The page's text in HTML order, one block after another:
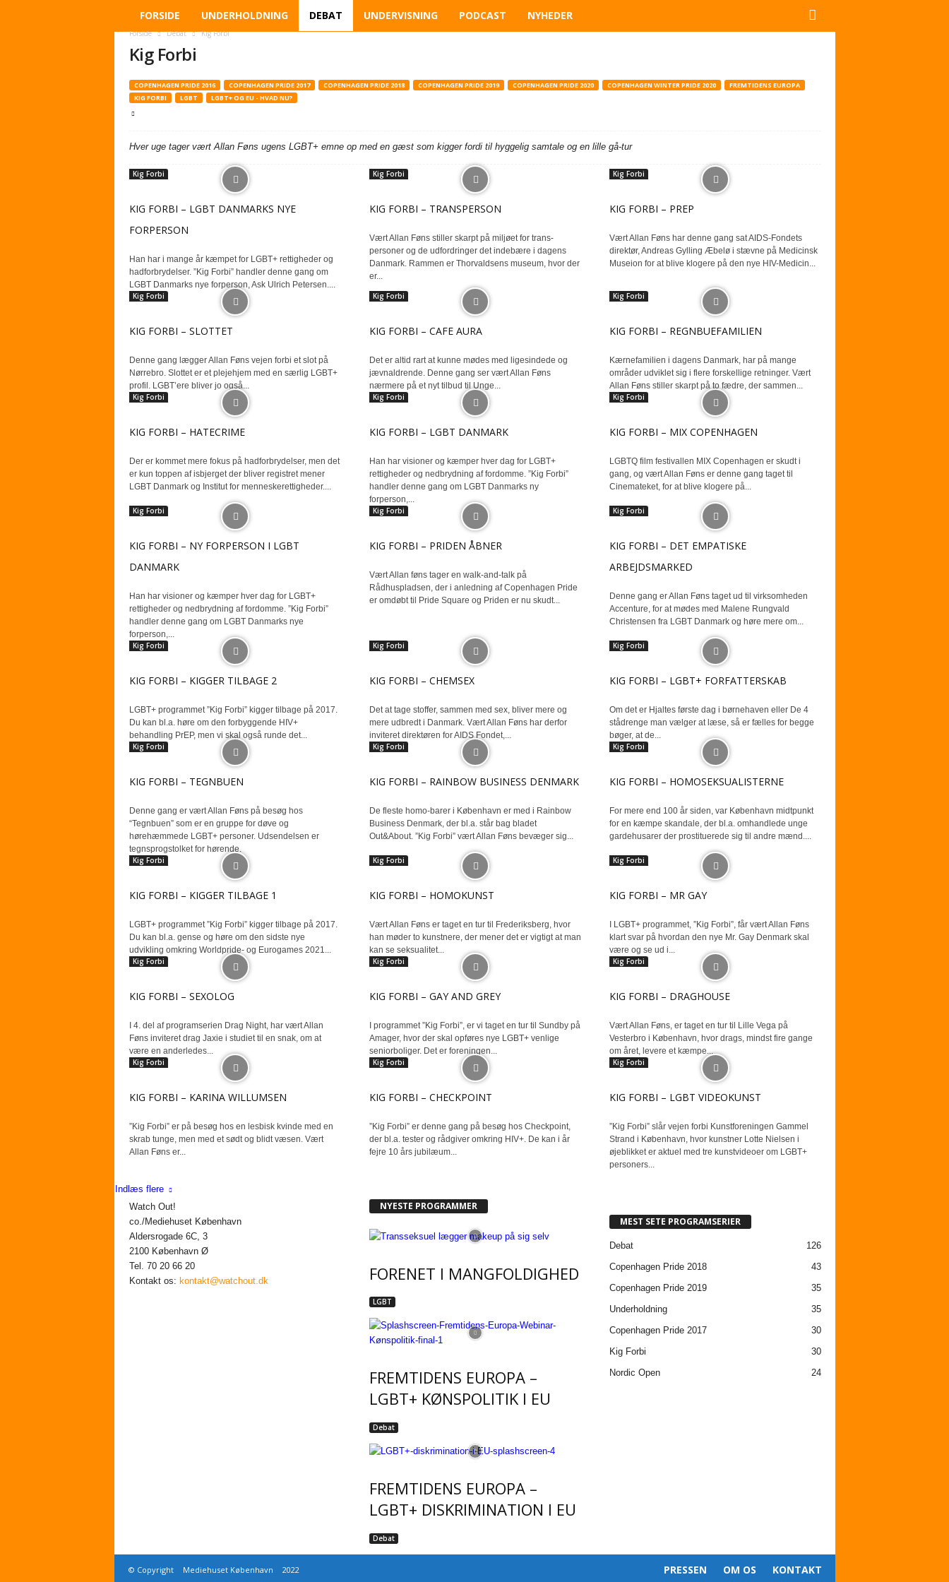
FORSIDE UNDERHOLDNING DEBAT UNDERVISNING PODCAST NYHEDER
Forside Debat Kig Forbi
Kig Forbi
COPENHAGEN PRIDE 2016 COPENHAGEN PRIDE 2017 COPENHAGEN PRIDE 2018 COPENHAGEN PRIDE 2019 COPENHAGEN PRIDE 2020 COPENHAGEN WINTER PRIDE 2020
FREMTIDENS EUROPA
KIG FORBI
LGBT LGBT+ OG EU - HVAD NU?
Hver uge tager vært Allan Føns ugens LGBT+ emne op med en gæst som kigger fordi til hyggelig samtale og en lille gå-tur
Kig Forbi
KIG FORBI – LGBT DANMARKS NYE
FORPERSON
Han har i mange år kæmpet for LGBT+ rettigheder og
hadforbrydelser. ”Kig Forbi” handler denne gang om
LGBT Danmarks nye forperson, Ask Ulrich Petersen....
Kig Forbi
KIG FORBI – TRANSPERSON
Vært Allan Føns stiller skarpt på miljøet for trans-
personer og de udfordringer det indebære i dagens
Danmark. Rammen er Thorvaldsens museum, hvor der
er...
Kig Forbi
KIG FORBI – PREP
Vært Allan Føns har denne gang sat AIDS-Fondets
direktør, Andreas Gylling Æbelø i stævne på Medicinsk
Museion for at blive klogere på den nye HIV-Medicin...
Kig Forbi
KIG FORBI – SLOTTET
Denne gang lægger Allan Føns vejen forbi et slot på
Nørrebro. Slottet er et plejehjem med en særlig LGBT+
profil. LGBT’ere bliver jo også...
Kig Forbi
KIG FORBI – CAFE AURA
Det er altid rart at kunne mødes med ligesindede og
jævnaldrende. Denne gang ser vært Allan Føns
nærmere på et nyt tilbud til Unge...
Kig Forbi
KIG FORBI – REGNBUEFAMILIEN
Kærnefamilien i dagens Danmark, har på mange
områder udviklet sig i flere forskellige retninger. Vært
Allan Føns stiller skarpt på to fædre, der sammen...
Kig Forbi
KIG FORBI – HATECRIME
Der er kommet mere fokus på hadforbrydelser, men det
er kun toppen af isbjerget der bliver registret mener
LGBT Danmark og Institut for menneskerettigheder....
Kig Forbi
KIG FORBI – LGBT DANMARK
Han har visioner og kæmper hver dag for LGBT+
rettigheder og nedbrydning af fordomme. ”Kig Forbi”
handler denne gang om LGBT Danmarks ny
forperson,...
Kig Forbi
KIG FORBI – MIX COPENHAGEN
LGBTQ film festivallen MIX Copenhagen er skudt i
gang, og vært Allan Føns er denne gang taget til
Cinemateket, for at blive klogere på...
Kig Forbi
KIG FORBI – NY FORPERSON I LGBT
DANMARK
Han har visioner og kæmper hver dag for LGBT+
rettigheder og nedbrydning af fordomme. ”Kig Forbi”
handler denne gang om LGBT Danmarks nye
forperson,...
Kig Forbi
KIG FORBI – PRIDEN ÅBNER
Vært Allan føns tager en walk-and-talk på
Rådhuspladsen, der i anledning af Copenhagen Pride
er omdøbt til Pride Square og Priden er nu skudt...
Kig Forbi
KIG FORBI – DET EMPATISKE
ARBEJDSMARKED
Denne gang er Allan Føns taget ud til virksomheden
Accenture, for at mødes med Malene Rungvald
Christensen fra LGBT Danmark og høre mere om...
Kig Forbi
KIG FORBI – KIGGER TILBAGE 2
LGBT+ programmet ”Kig Forbi” kigger tilbage på 2017.
Du kan bl.a. høre om den forbyggende HIV+
behandling PrEP, men vi skal også runde det...
Kig Forbi
KIG FORBI – CHEMSEX
Det at tage stoffer, sammen med sex, bliver mere og
mere udbredt i Danmark. Vært Allan Føns har derfor
inviteret direktøren for AIDS Fondet,...
Kig Forbi
KIG FORBI – LGBT+ FORFATTERSKAB
Om det er Hjaltes første dag i børnehaven eller De 4
stådrenge man vælger at læse, så er fælles for begge
bøger, at de...
Kig Forbi
KIG FORBI – TEGNBUEN
Denne gang er vært Allan Føns på besøg hos
“Tegnbuen” som er en gruppe for døve og
hørehæmmede LGBT+ personer. Udsendelsen er
tegnsprogstolket for hørende.
Kig Forbi
KIG FORBI – RAINBOW BUSINESS DENMARK
De fleste homo-barer i København er med i Rainbow
Business Denmark, der bl.a. står bag bladet
Out&About. ”Kig Forbi” vært Allan Føns bevæger sig...
Kig Forbi
KIG FORBI – HOMOSEKSUALISTERNE
For mere end 100 år siden, var København midtpunkt
for en kæmpe skandale, der bl.a. omhandlede unge
gardehusarer der prostituerede sig til andre mænd....
Kig Forbi
KIG FORBI – KIGGER TILBAGE 1
LGBT+ programmet ”Kig Forbi” kigger tilbage på 2017.
Du kan bl.a. gense og høre om den sidste nye
udvikling omkring Worldpride- og Eurogames 2021...
Kig Forbi
KIG FORBI – HOMOKUNST
Vært Allan Føns er taget en tur til Frederiksberg, hvor
han møder to kunstnere, der mener det er vigtigt at man
kan se seksualitet...
Kig Forbi
KIG FORBI – MR GAY
I LGBT+ programmet, ”Kig Forbi”, får vært Allan Føns
klart svar på hvordan den nye Mr. Gay Denmark skal
være og se ud i...
Kig Forbi
KIG FORBI – SEXOLOG
I 4. del af programserien Drag Night, har vært Allan
Føns inviteret drag Jaxie i studiet til en snak, om at
være en anderledes...
Kig Forbi
KIG FORBI – GAY AND GREY
I programmet ”Kig Forbi”, er vi taget en tur til Sundby på
Amager, hvor der skal opføres nye LGBT+ venlige
seniorboliger. Det er foreningen...
Kig Forbi
KIG FORBI – DRAGHOUSE
Vært Allan Føns, er taget en tur til Lille Vega på
Vesterbro i København, hvor drags, mindst fire gange
om året, levere et kæmpe...
Kig Forbi
KIG FORBI – KARINA WILLUMSEN
”Kig Forbi” er på besøg hos en lesbisk kvinde med en
skrab tunge, men med et sødt og blidt væsen. Vært
Allan Føns er...
Kig Forbi
KIG FORBI – CHECKPOINT
”Kig Forbi” er denne gang på besøg hos Checkpoint,
der bl.a. tester og rådgiver omkring HIV+. De kan i år
fejre 10 års jubilæum...
Kig Forbi
KIG FORBI – LGBT VIDEOKUNST
”Kig Forbi” slår vejen forbi Kunstforeningen Gammel
Strand i København, hvor kunstner Lotte Nielsen i
øjeblikket er aktuel med tre kunstvideoer om LGBT+
personers...
Indlæs flere
Watch Out!
co./Mediehuset København
Aldersrogade 6C, 3
2100 København Ø
Tel. 70 20 66 20
Kontakt os: kontakt@watchout.dk
NYESTE PROGRAMMER
FORENET I MANGFOLDIGHED
LGBT
FREMTIDENS EUROPA –
LGBT+ KØNSPOLITIK I EU
Debat
FREMTIDENS EUROPA –
LGBT+ DISKRIMINATION I EU
Debat
MEST SETE PROGRAMSERIER
Debat
126
Copenhagen Pride 2018
43
Copenhagen Pride 2019
35
Underholdning
35
Copenhagen Pride 2017
30
Kig Forbi
30
Nordic Open
24
PRESSEN OM OS KONTAKT
© Copyright Mediehuset København 2022